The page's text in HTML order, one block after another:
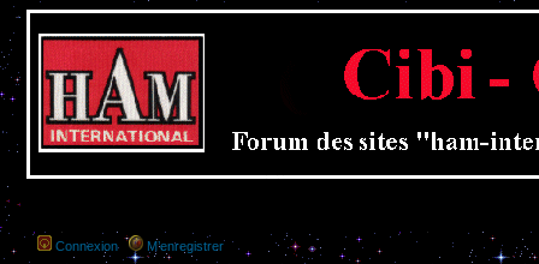
Connexion M’enregistrer